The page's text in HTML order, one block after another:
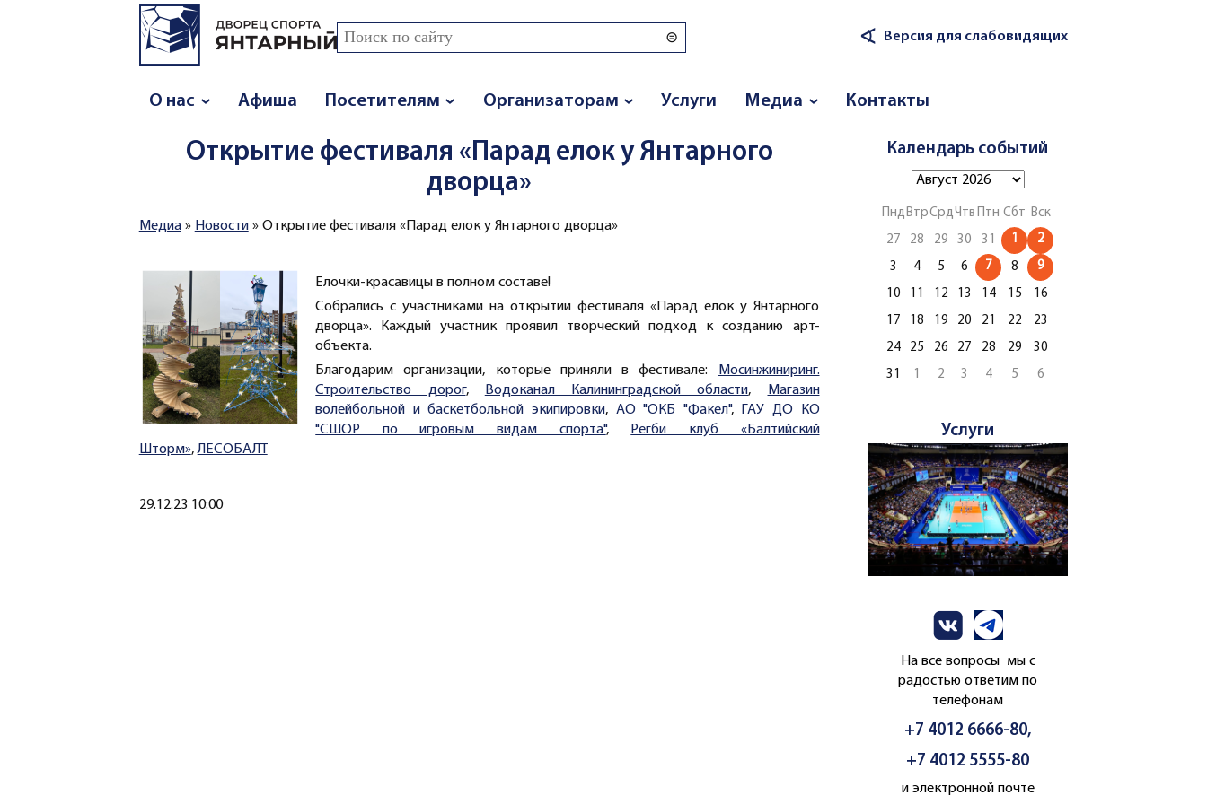
Перейти к основному содержанию
Форма поиска
Поиск ∢ Версия для слабовидящих
О нас Афиша Посетителям Организаторам Услуги Медиа Контакты
Открытие фестиваля «Парад елок у Янтарного
дворца»
Вы здесь
Медиа» Новости» Открытие фестиваля «Парад елок у Янтарного дворца»
Елочки-красавицы в полном составе!
Собрались с участниками на открытии фестиваля «Парад елок у Янтарного
дворца». Каждый участник проявил творческий подход к созданию арт-
объекта.
Благодарим организации, которые приняли в фестивале:
Мосинжиниринг.
Строительство дорог, Водоканал Калининградской области,
Магазин
волейбольной и баскетбольной экипировки, АО "ОКБ "Факел",
ГАУ ДО КО
"СШОР по игровым видам спорта",
Регби клуб «Балтийский
Шторм»,ЛЕСОБАЛТ
Создано
29.12.23 10:00
Календарь событий
Пнд ВтрСрдЧтв Птн Сбт Вск
27
28 29 30 31 1 2
3 4 5 6 7 8 9
10 11 12 13 14 15
16
17
18 19 20 21 22
23
24
25 26 27 28 29
30
31
1 2 3 4 5 6
Услуги
На все вопросы мы с
радостью ответим по
телефонам
+7 4012 6666-80,
+7 4012 5555-80
и электронной почте